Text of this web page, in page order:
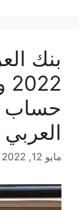
بنك
حساب
العربي
مايو 12, 2022